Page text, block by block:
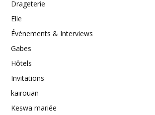
Drageterie
Elle
Événements & Interviews
Gabes
Hôtels
Invitations
kairouan
Keswa mariée